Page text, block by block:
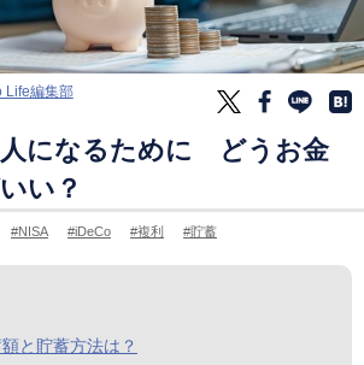
Life編集部
になるために どうお金
い？
NISA iDeCo 複利 貯蓄
と貯蓄方法は？